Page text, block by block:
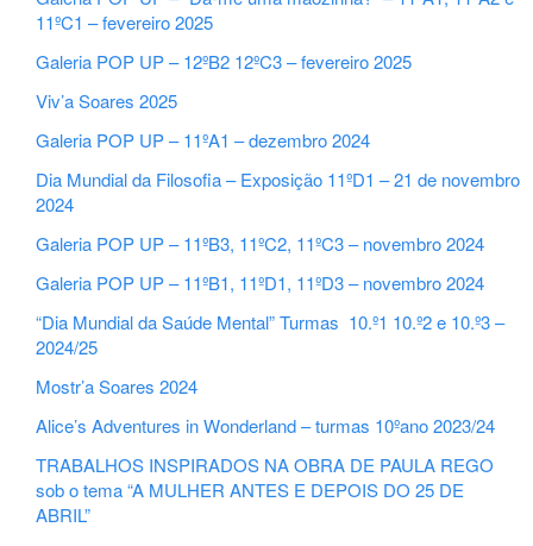
11ºC1 – fevereiro 2025
Galeria POP UP – 12ºB2 12ºC3 – fevereiro 2025
Viv’a Soares 2025
Galeria POP UP – 11ºA1 – dezembro 2024
Dia Mundial da Filosofia – Exposição 11ºD1 – 21 de novembro
2024
Galeria POP UP – 11ºB3, 11ºC2, 11ºC3 – novembro 2024
Galeria POP UP – 11ºB1, 11ºD1, 11ºD3 – novembro 2024
“Dia Mundial da Saúde Mental” Turmas 10.º1 10.º2 e 10.º3 –
2024/25
Mostr’a Soares 2024
Alice’s Adventures in Wonderland – turmas 10ºano 2023/24
TRABALHOS INSPIRADOS NA OBRA DE PAULA REGO
sob o tema “A MULHER ANTES E DEPOIS DO 25 DE
ABRIL”